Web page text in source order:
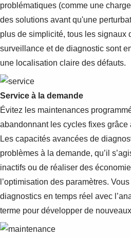
problématiques (comme une
des solutions avant qu'une
plus de simplicité, tous les signaux
surveillance et de diagnostic sont
une localisation claire des défauts.
Service à la demande
Évitez les maintenances
abandonnant les cycles fixes
Les capacités avancées de
problèmes à la demande, qu’il
inactifs ou de réaliser des
l’optimisation des paramètres.
diagnostics en temps réel avec
terme pour développer de